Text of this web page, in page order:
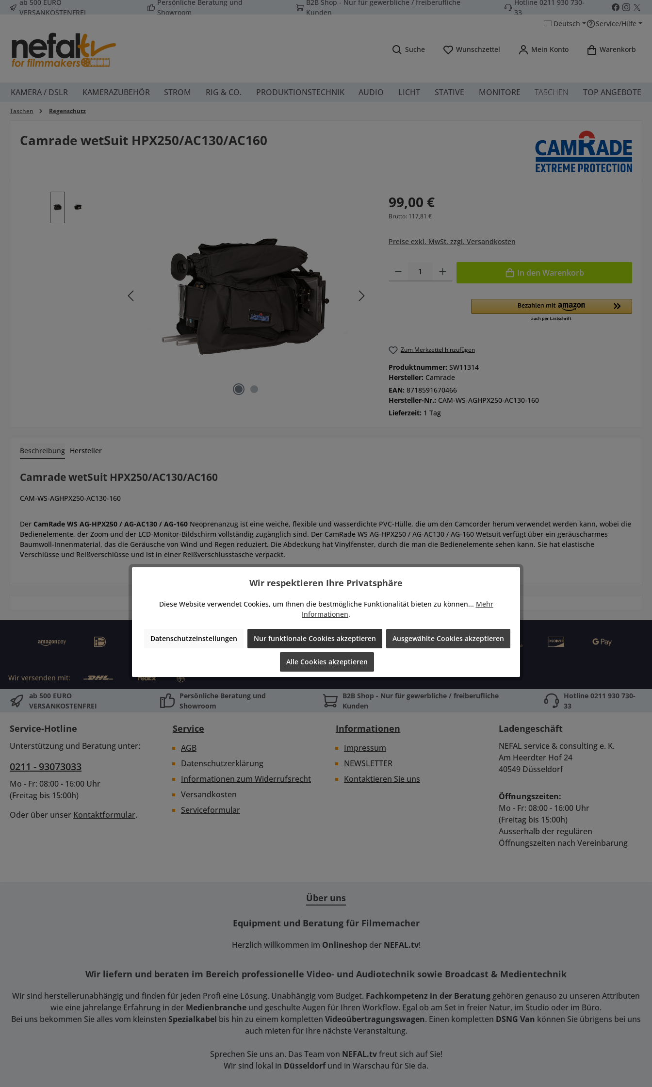
Hauptinhalt springen
Zur Suche springen
Zur Hauptnavigation springen
ab 500 EURO
VERSANKOSTENFREI
Persönliche Beratung und
Showroom
B2B Shop - Nur für gewerbliche / freiberufliche
Kunden
Hotline 0211 930 730-
33
Deutsch
Service/Hilfe
Suche Wunschzettel Du hast 0 Produkte auf dem Merkzettel
Mein Konto Warenkorb
KAMERA / DSLR KAMERAZUBEHÖR STROM RIG & CO. PRODUKTIONSTECHNIK AUDIO LICHT STATIVE MONITORE TASCHEN TOP ANGEBOTE
Taschen Regenschutz
Camrade wetSuit HPX250/AC130/AC160
Regulärer Preis:
99,00 €
Brutto: 117,81 €
Preise exkl. MwSt. zzgl. Versandkosten
Produkt Anzahl: Gib den gewünschten Wert ein oder benutze die
In den Warenkorb
Zum Merkzettel hinzufügen
Produktnummer: SW11314
Hersteller: Camrade
EAN: 8718591670466
Hersteller-Nr.: CAM-WS-AGHPX250-AC130-160
Lieferzeit: 1 Tag
Beschreibung Hersteller
Camrade wetSuit HPX250/AC130/AC160
CAM-WS-AGHPX250-AC130-160
Der CamRade WS AG-HPX250 / AG-AC130 / AG-160 Neoprenanzug ist eine weiche, flexible und wasserdichte PVC-Hülle, die um den Camcorder herum verwendet werden kann, wobei die
Bedienelemente, der Zoom und der LCD-Monitor-Bildschirm vollständig zugänglich sind. Der CamRade WS AG-HPX250 / AG-AC130 / AG-160 Wetsuit verfügt über ein geräuscharmes
Baumwoll-Innenmaterial, das die Geräusche von Wind und Regen reduziert. Die Abdeckung hat Vinylfenster, durch die man die Bedienelemente sehen kann. Sie hat elastische
Verschlüsse und Reißverschlüsse und ist in einer Reißverschlusstasche verpackt.
Zahlen Sie mit:
Wir versenden mit:
ab 500 EURO
VERSANKOSTENFREI
Persönliche Beratung und
Showroom
B2B Shop - Nur für gewerbliche / freiberufliche
Kunden
Hotline 0211 930 730-
33
Service-Hotline
Unterstützung und Beratung unter:
0211 - 93073033
Mo - Fr: 08:00 - 16:00 Uhr
(Freitag bis 15:00h)
Oder über unser Kontaktformular.
Service
AGB
Datenschutzerklärung
Informationen zum Widerrufsrecht
Versandkosten
Serviceformular
Informationen
Impressum
NEWSLETTER
Kontaktieren Sie uns
Ladengeschäft
NEFAL service & consulting e. K.
Am Heerdter Hof 24
40549 Düsseldorf
Öffnungszeiten:
Mo - Fr: 08:00 - 16:00 Uhr
(Freitag bis 15:00h)
Ausserhalb der regulären
Öffnungszeiten nach Vereinbarung
Über uns
Equipment und Beratung für Filmemacher
Herzlich willkommen im Onlineshopder NEFAL.tv!
Wir liefern und beraten im Bereich professionelle Video- und Audiotechnik sowie Broadcast & Medientechnik
Wir sind herstellerunabhängig und finden für jeden Profi eine Lösung. Unabhängig vom Budget. Fachkompetenz in der Beratung gehören genauso zu unseren Attributen
wie eine jahrelange Erfahrung in der Medienbranche und geschulte Augen für Ihren Workflow. Egal ob am Set in freier Natur, im Studio oder im Büro.
Bei uns bekommen Sie alles vom kleinsten Spezialkabel bis hin zu einem kompletten Videoübertragungswagen. Einen kompletten DSNG Van können Sie übrigens bei uns
auch mieten für Ihre nächste Veranstaltung.
Sprechen Sie uns an. Das Team von NEFAL.tvfreut sich auf Sie!
Wir sind lokal in Düsseldorfund in Warschau für Sie da.
Wir respektieren Ihre Privatsphäre
Diese Website verwendet Cookies, um Ihnen die bestmögliche Funktionalität bieten zu können... Mehr
Informationen.
Datenschutzeinstellungen Nur funktionale Cookies akzeptieren Ausgewählte Cookies akzeptieren
Alle Cookies akzeptieren